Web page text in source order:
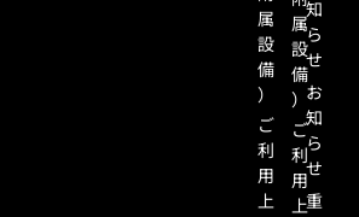
属
設
備
）
ご
利
用
上
属
設
備
）
ご
利
用
上
知
ら
せ
お
知
ら
せ
重